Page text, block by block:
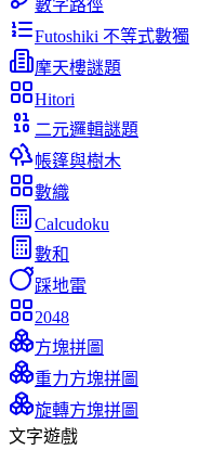
數字路徑
Futoshiki 不等式數獨
摩天樓謎題
Hitori
二元邏輯謎題
帳篷與樹木
數織
Calcudoku
數和
踩地雷
2048
方塊拼圖
重力方塊拼圖
旋轉方塊拼圖
文字遊戲